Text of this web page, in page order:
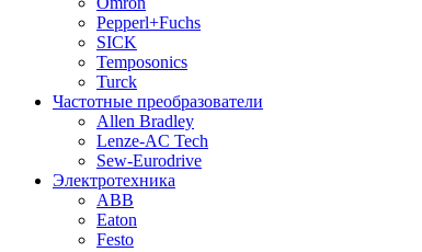
Pepperl+Fuchs
SICK
Temposonics
Turck
Частотные преобразователи
Allen Bradley
Lenze-AC Tech
Sew-Eurodrive
Электротехника
ABB
Eaton
Festo